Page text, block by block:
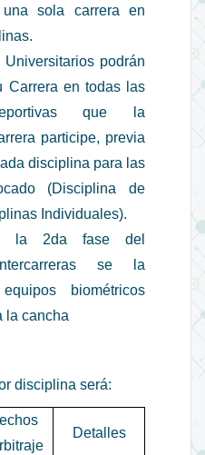
una sola carrera en
Universitarios podrán
Carrera en todas las
que la
participe, previa
disciplina para las
(Disciplina de
Individuales).
la 2da fase del
se la
biométricos
la cancha
disciplina será:
Detalles